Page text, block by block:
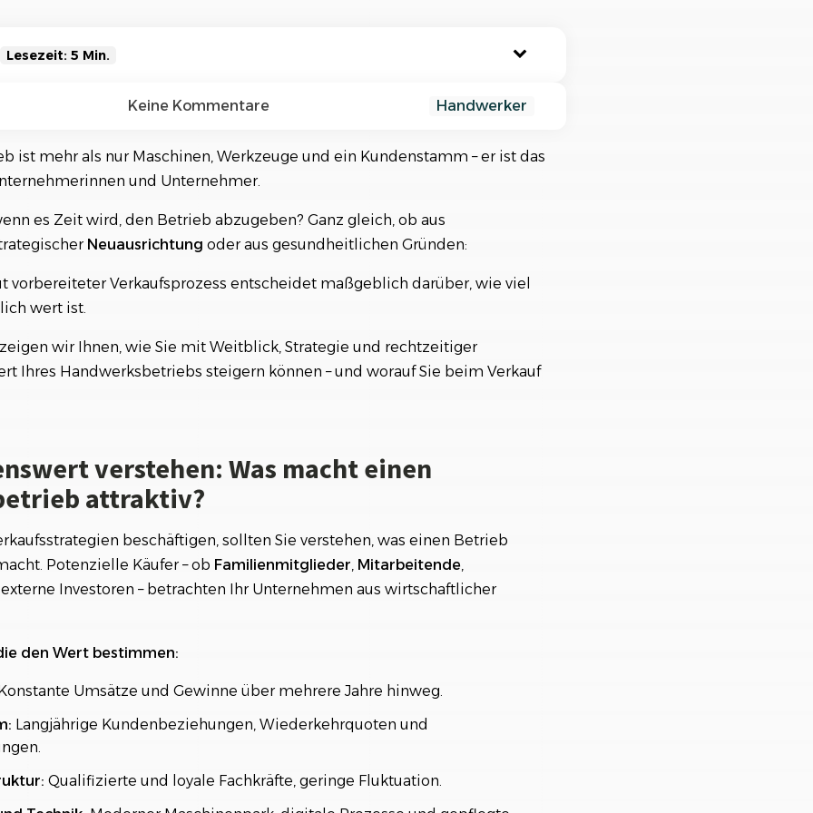
unserer Referenzen an...
Lesezeit: 5 Min.
verstehen: Was macht einen Handwerksbetrieb attraktiv?
und dokumentieren
und weiterbilden
verschleppen
Wer kommt infrage?
Schritt für Schritt zum erfolgreichen Abschluss
Aspekte: Keine Fallstricke übersehen
Betriebswert: Methoden, Tools und Portale
Keine Kommentare Handwerker
ist mehr als nur Maschinen, Werkzeuge und ein Kundenstamm – er ist das
und Unternehmer.
es Zeit wird, den Betrieb abzugeben? Ganz gleich, ob aus
Neuausrichtung oder aus gesundheitlichen Gründen:
vorbereiteter Verkaufsprozess entscheidet maßgeblich darüber, wie viel
wert ist.
wir Ihnen, wie Sie mit Weitblick, Strategie und rechtzeitiger
Ihres Handwerksbetriebs steigern können – und worauf Sie beim Verkauf
verstehen: Was macht einen
attraktiv?
beschäftigen, sollten Sie verstehen, was einen Betrieb
Potenzielle Käufer – ob Familienmitglieder, Mitarbeitende,
Investoren – betrachten Ihr Unternehmen aus wirtschaftlicher
den Wert bestimmen:
Umsätze und Gewinne über mehrere Jahre hinweg.
Langjährige Kundenbeziehungen, Wiederkehrquoten und
Qualifizierte und loyale Fachkräfte, geringe Fluktuation.